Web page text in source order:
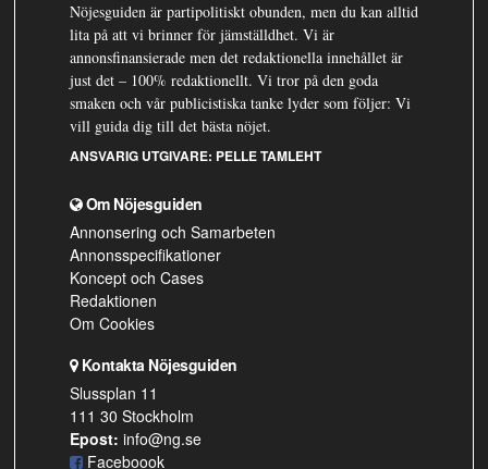
Nöjesguiden är partipolitiskt obunden, men du kan alltid
lita på att vi brinner för jämställdhet. Vi är
annonsfinansierade men det redaktionella innehållet är
just det – 100% redaktionellt. Vi tror på den goda
smaken och vår publicistiska tanke lyder som följer: Vi
vill guida dig till det bästa nöjet.
ANSVARIG UTGIVARE: PELLE TAMLEHT
Om Nöjesguiden
Annonsering och Samarbeten
Annonsspecifikationer
Koncept och Cases
Redaktionen
Om Cookies
Kontakta Nöjesguiden
Slussplan 11
111 30 Stockholm
Epost: info@ng.se
Faceboook